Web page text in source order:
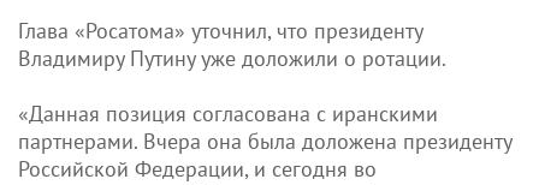
Глава «Росатома» уточнил, что президенту
Владимиру Путину уже доложили о ротации.
«Данная позиция согласована с иранскими
партнерами. Вчера она была доложена президенту
Российской Федерации, и сегодня во